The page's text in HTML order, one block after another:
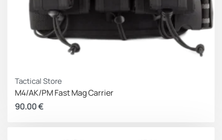
Tactical Store
M4/AK/PM Fast Mag Carrier
90.00€